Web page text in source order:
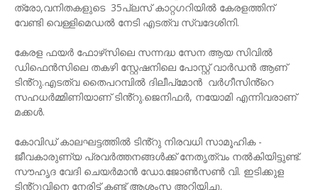
ത്രോ,വനിതകളുടെ 35പ്ലസ് കാറ്റഗറിയിൽ കേരളത്തിന്‌
വേണ്ടി വെള്ളിമെഡൽ നേടി എടത്വ സ്വദേശിനി.
കേരള ഫയർ ഫോഴ്‌സിലെ സന്നദ്ധ സേന ആയ സിവിൽ
ഡിഫെൻസിലെ തകഴി സ്റ്റേഷനിലെ പോസ്റ്റ്‌ വാർഡൻ ആണ്
ടിൻ്റു.എടത്വ തൈപറമ്പിൽ ദിലീപ്മോൻ വർഗീസിൻ്റെ
സഹധർമ്മിണിയാണ് ടിൻ്റു.ജെനിഫർ, നയോമി എന്നിവരാണ്
മക്കൾ.
കോവിഡ് കാലഘട്ടത്തിൽ ടിൻ്റു നിരവധി സാമൂഹിക -
ജീവകാരുണ്യ പ്രവർത്തനങ്ങൾക്ക് നേതൃത്വം നൽകിയിട്ടുണ്ട്.
സൗഹൃദ വേദി ചെയർമാൻ ഡോ.ജോൺസൺ വി. ഇടിക്കുള
ടിൻ്റുവിനെ നേരിട്ട് കണ്ട് ആശംസ അറിയിച്ചു.